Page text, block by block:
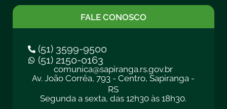
FALE CONOSCO
(51) 3599-9500
(51) 2150-0163
comunica@sapiranga.rs.gov.br
Av. João Corrêa, 793 - Centro, Sapiranga -
RS
Segunda a sexta, das 12h30 às 18h30.